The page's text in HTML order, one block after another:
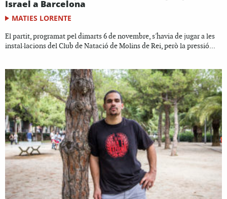
Israel a Barcelona
MATIES LORENTE
El partit, programat pel dimarts 6 de novembre, s'havia de jugar a les
instal·lacions del Club de Natació de Molins de Rei, però la pressió...